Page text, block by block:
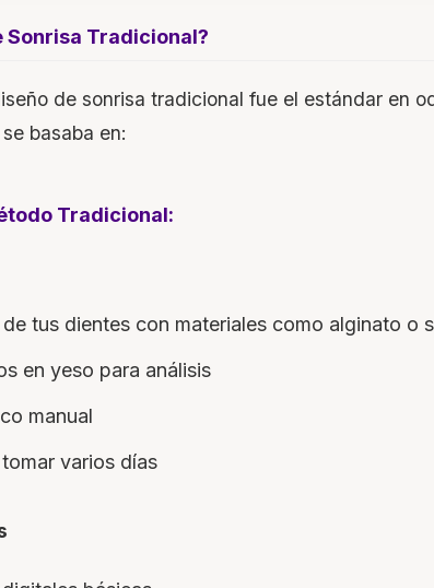
Sonrisa Tradicional?
de sonrisa tradicional fue el estándar en
basaba en:
Tradicional:
tus dientes con materiales como alginato o
en yeso para análisis
manual
varios días